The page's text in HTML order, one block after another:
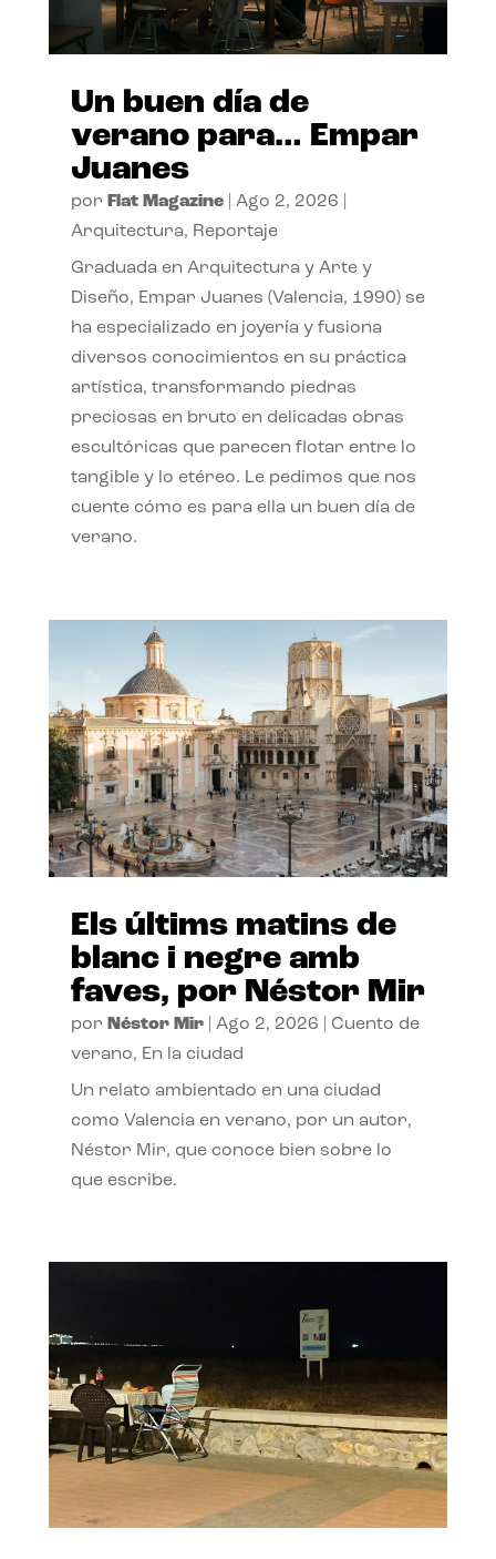
Un buen día de
verano para… Empar
Juanes
por Flat Magazine| Ago 2, 2026
Arquitectura, Reportaje
Graduada en Arquitectura y Arte y
Diseño, Empar Juanes (Valencia, 1990) se
ha especializado en joyería y fusiona
diversos conocimientos en su práctica
artística, transformando piedras
preciosas en bruto en delicadas obras
escultóricas que parecen flotar entre lo
tangible y lo etéreo. Le pedimos que nos
cuente cómo es para ella un buen día de
verano.
Els últims matins de
blanc i negre amb
faves, por Néstor Mir
por Néstor Mir| Ago 2, 2026
Cuento de
verano, En la ciudad
Un relato ambientado en una ciudad
como Valencia en verano, por un autor,
Néstor Mir, que conoce bien sobre lo
que escribe.